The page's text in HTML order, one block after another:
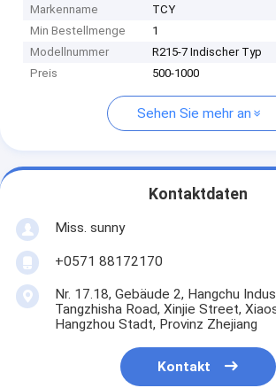
Markenname
TCY
Min Bestellmenge
1
Modellnummer
R215-7 Indischer Typ
Preis
500-1000
Sehen Sie mehr an
Kontaktdaten
Miss. sunny
+0571 88172170
Nr. 17.18, Gebäude 2, Hangchu
Tangzhisha Road, Xinjie Street,
Hangzhou Stadt, Provinz Zhejiang
Kontakt